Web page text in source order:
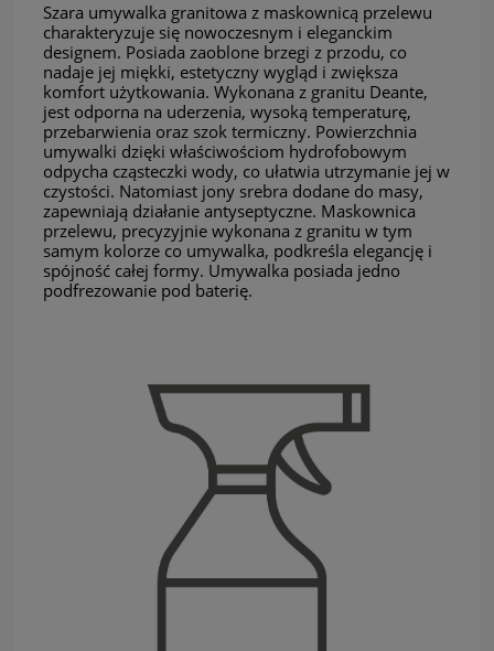
Szara umywalka granitowa z maskownicą przelewu
charakteryzuje się nowoczesnym i eleganckim
designem. Posiada zaoblone brzegi z przodu, co
nadaje jej miękki, estetyczny wygląd i zwiększa
komfort użytkowania. Wykonana z granitu Deante,
jest odporna na uderzenia, wysoką temperaturę,
przebarwienia oraz szok termiczny. Powierzchnia
umywalki dzięki właściwościom hydrofobowym
odpycha cząsteczki wody, co ułatwia utrzymanie jej w
czystości. Natomiast jony srebra dodane do masy,
zapewniają działanie antyseptyczne. Maskownica
przelewu, precyzyjnie wykonana z granitu w tym
samym kolorze co umywalka, podkreśla elegancję i
spójność całej formy. Umywalka posiada jedno
podfrezowanie pod baterię.